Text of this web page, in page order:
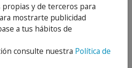
Detalles
Adjuntos
Opiniones
y de terceros para
mostrarte publicidad
a tus hábitos de
consulte nuestra Política de